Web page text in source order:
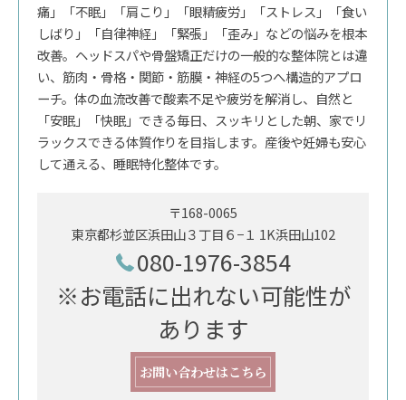
痛」「不眠」「肩こり」「眼精疲労」「ストレス」「食い
しばり」「自律神経」「緊張」「歪み」などの悩みを根本
改善。ヘッドスパや骨盤矯正だけの一般的な整体院とは違
い、筋肉・骨格・関節・筋膜・神経の5つへ構造的アプロ
ーチ。体の血流改善で酸素不足や疲労を解消し、自然と
「安眠」「快眠」できる毎日、スッキリとした朝、家でリ
ラックスできる体質作りを目指します。産後や妊婦も安心
して通える、睡眠特化整体です。
〒168-0065
東京都杉並区浜田山３丁目６−１ 1K浜田山102
080-1976-3854
※お電話に出れない可能性が
あります
お問い合わせはこちら